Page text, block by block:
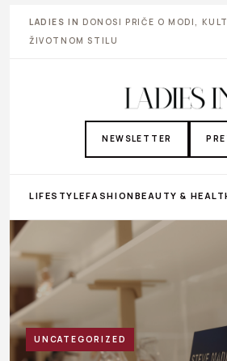
LADIES IN DONOSI PRIČE O MODI,
ŽIVOTNOM STILU
NEWSLETTER
LIFESTYLEFASHIONBEAUTY &
UNCATEGORIZED